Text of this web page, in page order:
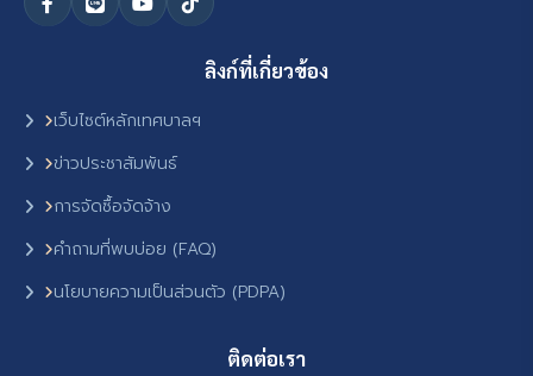
ลิงก์ที่เกี่ยวข้อง
เว็บไซต์หลักเทศบาลฯ
ข่าวประชาสัมพันธ์
การจัดซื้อจัดจ้าง
คำถามที่พบบ่อย (FAQ)
นโยบายความเป็นส่วนตัว (PDPA)
ติดต่อเรา